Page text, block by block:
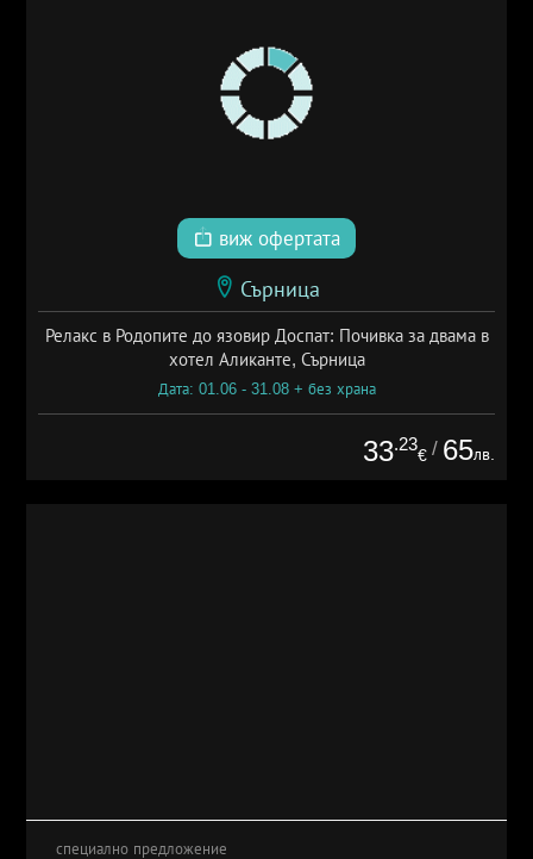
виж офертата
Сърница
Релакс в Родопите до язовир Доспат: Почивка за двама в
хотел Аликанте, Сърница
Дата: 01.06 - 31.08 + без храна
33.23
€ / 65лв.
специално предложение